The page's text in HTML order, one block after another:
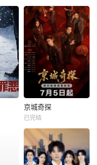
京城奇探
已完结